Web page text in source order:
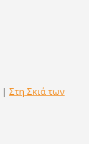
| Στη Σκιά των